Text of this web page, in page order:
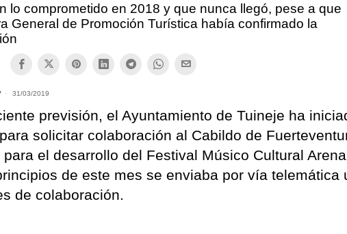
lo comprometido en 2018 y que nunca llegó, pese a que
General de Promoción Turística había confirmado la
31/03/2019
previsión, el Ayuntamiento de Tuineje ha
solicitar colaboración al Cabildo de
para el desarrollo del Festival Músico Cultural
de este mes se enviaba por vía telemática
de colaboración.